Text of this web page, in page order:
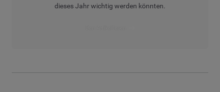
dieses Jahr wichtig werden könnten.